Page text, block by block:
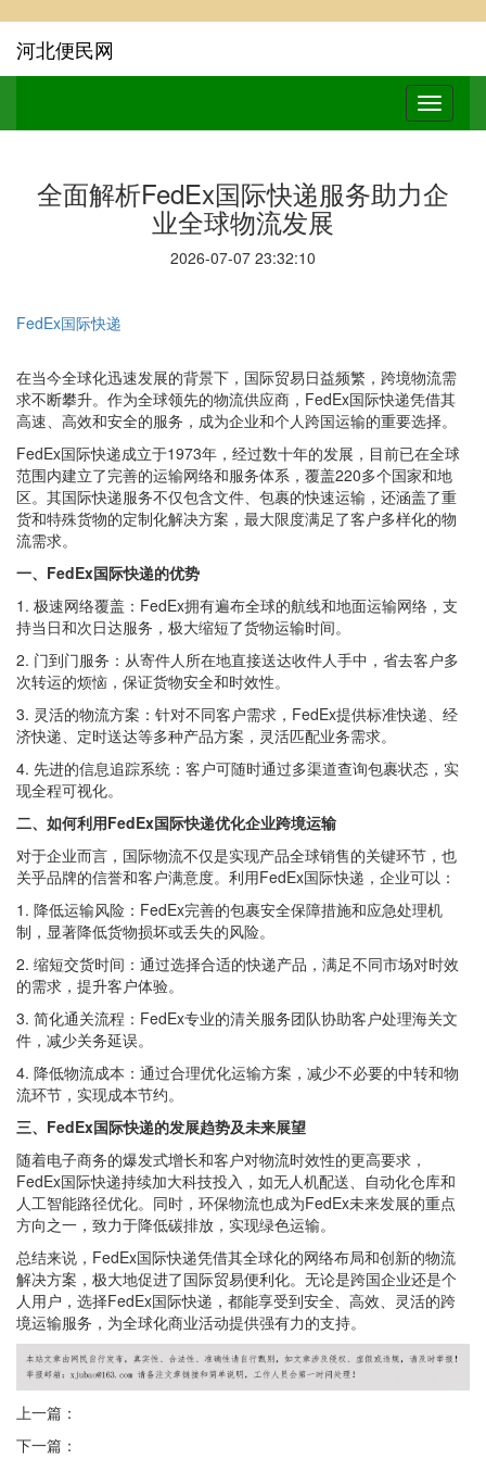
河北便民网
全面解析FedEx国际快递服务助力企
业全球物流发展
2026-07-07 23:32:10
FedEx国际快递
在当今全球化迅速发展的背景下，国际贸易日益频繁，跨境物流需
求不断攀升。作为全球领先的物流供应商，FedEx国际快递凭借其
高速、高效和安全的服务，成为企业和个人跨国运输的重要选择。
FedEx国际快递成立于1973年，经过数十年的发展，目前已在全球
范围内建立了完善的运输网络和服务体系，覆盖220多个国家和地
区。其国际快递服务不仅包含文件、包裹的快速运输，还涵盖了重
货和特殊货物的定制化解决方案，最大限度满足了客户多样化的物
流需求。
一、FedEx国际快递的优势
1. 极速网络覆盖：FedEx拥有遍布全球的航线和地面运输网络，支
持当日和次日达服务，极大缩短了货物运输时间。
2. 门到门服务：从寄件人所在地直接送达收件人手中，省去客户多
次转运的烦恼，保证货物安全和时效性。
3. 灵活的物流方案：针对不同客户需求，FedEx提供标准快递、经
济快递、定时送达等多种产品方案，灵活匹配业务需求。
4. 先进的信息追踪系统：客户可随时通过多渠道查询包裹状态，实
现全程可视化。
二、如何利用FedEx国际快递优化企业跨境运输
对于企业而言，国际物流不仅是实现产品全球销售的关键环节，也
关乎品牌的信誉和客户满意度。利用FedEx国际快递，企业可以：
1. 降低运输风险：FedEx完善的包裹安全保障措施和应急处理机
制，显著降低货物损坏或丢失的风险。
2. 缩短交货时间：通过选择合适的快递产品，满足不同市场对时效
的需求，提升客户体验。
3. 简化通关流程：FedEx专业的清关服务团队协助客户处理海关文
件，减少关务延误。
4. 降低物流成本：通过合理优化运输方案，减少不必要的中转和物
流环节，实现成本节约。
三、FedEx国际快递的发展趋势及未来展望
随着电子商务的爆发式增长和客户对物流时效性的更高要求，
FedEx国际快递持续加大科技投入，如无人机配送、自动化仓库和
人工智能路径优化。同时，环保物流也成为FedEx未来发展的重点
方向之一，致力于降低碳排放，实现绿色运输。
总结来说，FedEx国际快递凭借其全球化的网络布局和创新的物流
解决方案，极大地促进了国际贸易便利化。无论是跨国企业还是个
人用户，选择FedEx国际快递，都能享受到安全、高效、灵活的跨
境运输服务，为全球化商业活动提供强有力的支持。
上一篇：
下一篇：